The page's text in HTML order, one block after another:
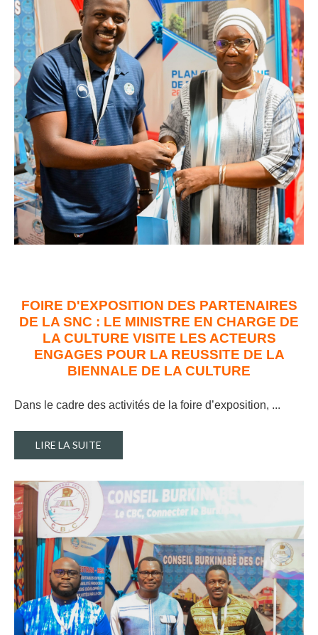
FOIRE D'EXPOSITION DES PARTENAIRES
DE LA SNC : LE MINISTRE EN CHARGE DE
LA CULTURE VISITE LES ACTEURS
ENGAGES POUR LA REUSSITE DE LA
BIENNALE DE LA CULTURE
Dans le cadre des activités de la foire d’exposition, ...
LIRE LA SUITE